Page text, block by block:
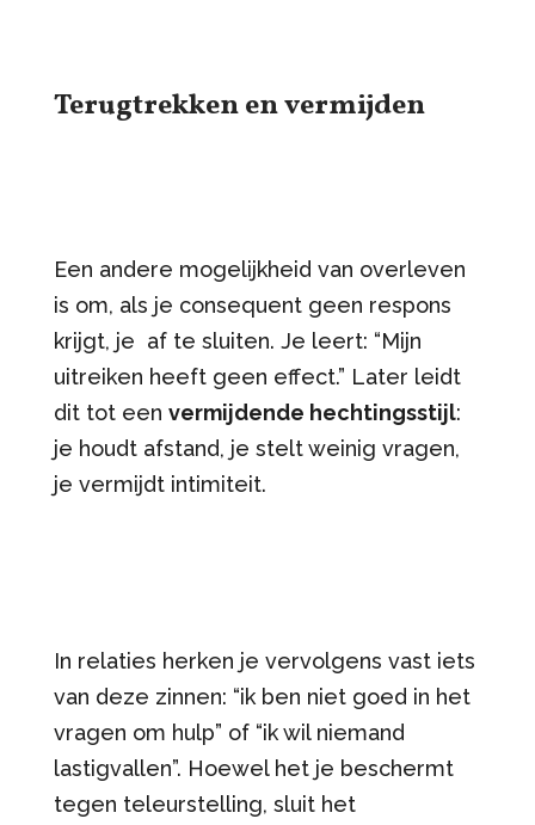
Terugtrekken en vermijden
Een andere mogelijkheid van overleven
is om, als je consequent geen respons
krijgt, je af te sluiten. Je leert: “Mijn
uitreiken heeft geen effect.” Later leidt
dit tot een vermijdende hechtingsstijl:
je houdt afstand, je stelt weinig vragen,
je vermijdt intimiteit.
In relaties herken je vervolgens vast iets
van deze zinnen: “ik ben niet goed in het
vragen om hulp” of “ik wil niemand
lastigvallen”. Hoewel het je beschermt
tegen teleurstelling, sluit het